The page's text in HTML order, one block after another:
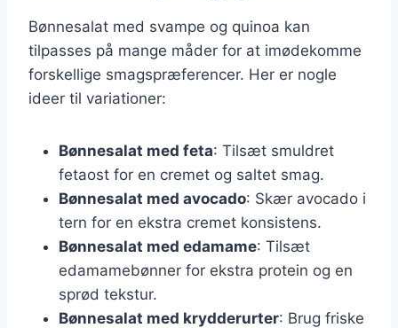
Bønnesalat med svampe og quinoa kan
tilpasses på mange måder for at imødekomme
forskellige smagspræferencer. Her er nogle
ideer til variationer:
Bønnesalat med feta: Tilsæt smuldret
fetaost for en cremet og saltet smag.
Bønnesalat med avocado: Skær avocado i
tern for en ekstra cremet konsistens.
Bønnesalat med edamame: Tilsæt
edamamebønner for ekstra protein og en
sprød tekstur.
Bønnesalat med krydderurter: Brug friske